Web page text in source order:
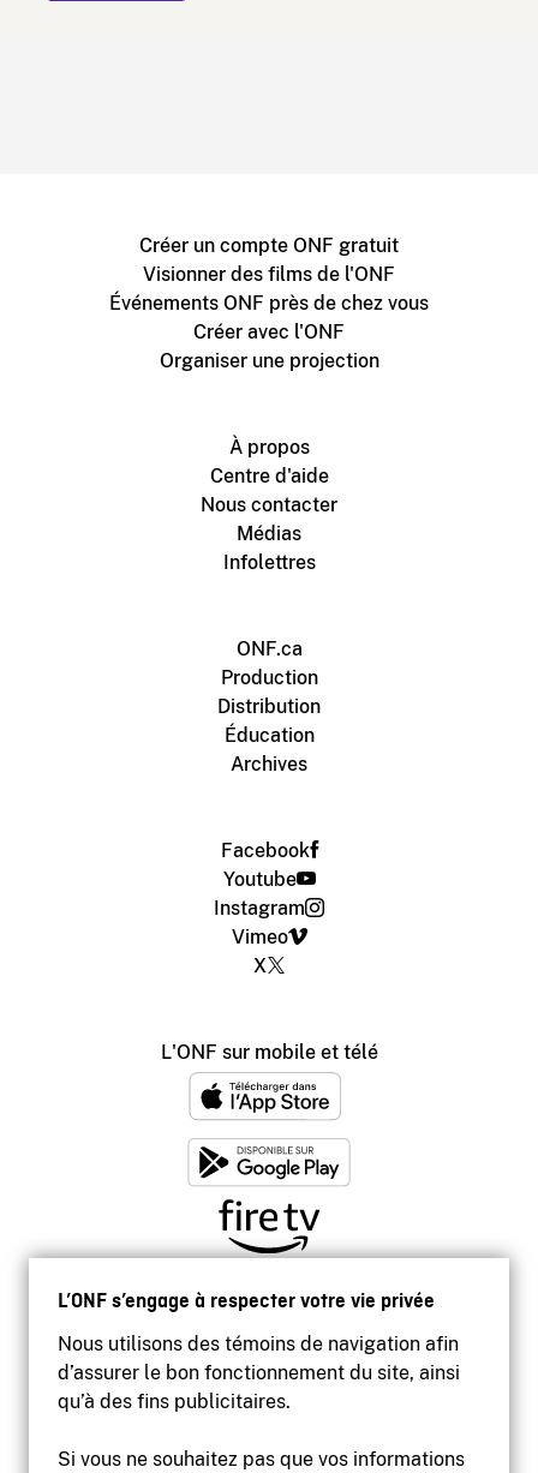
L’ONF s’engage à respecter votre vie privée
Nous utilisons des témoins de navigation afin
d’assurer le bon fonctionnement du site, ainsi
qu’à des fins publicitaires.
Si vous ne souhaitez pas que vos informations
Créer un compte ONF gratuit
Visionner des films de l'ONF
Événements ONF près de chez vous
Créer avec l'ONF
Organiser une projection
À propos
Centre d'aide
Nous contacter
Médias
Infolettres
ONF.ca
Production
Distribution
Éducation
Archives
Facebook
Youtube
Instagram
Vimeo
X
L'ONF sur mobile et télé